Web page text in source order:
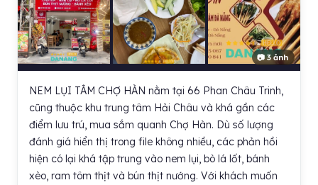
📷 3 ảnh
NEM LỤI TÂM CHỢ HÀN nằm tại 66 Phan Châu Trinh,
cũng thuộc khu trung tâm Hải Châu và khá gần các
điểm lưu trú, mua sắm quanh Chợ Hàn. Dù số lượng
đánh giá hiển thị trong file không nhiều, các phản hồi
hiện có lại khá tập trung vào nem lụi, bò lá lốt, bánh
xèo, ram tôm thịt và bún thịt nướng. Với khách muốn